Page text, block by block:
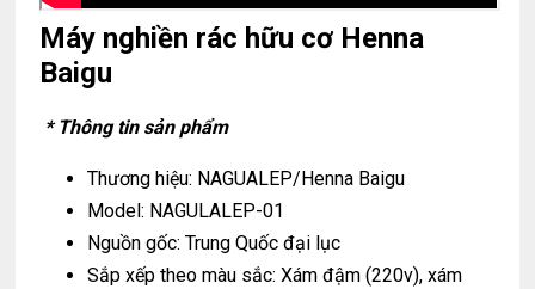
Máy nghiền rác hữu cơ Henna
Baigu
* Thông tin sản phẩm
Thương hiệu: NAGUALEP/Henna Baigu
Model: NAGULALEP-01
Nguồn gốc: Trung Quốc đại lục
Sắp xếp theo màu sắc: Xám đậm (220v), xám